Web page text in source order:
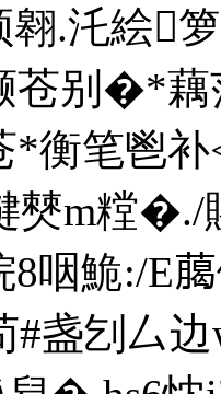
翱.汑絵
苍别�*
苍*衡笔鬯
m糛�.
咽鮠:/E﨟
刉厶